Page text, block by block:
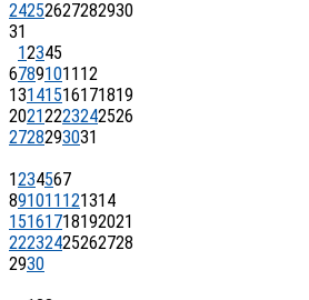
24252627282930
31
12345
67891011 12
13141516171819
20212223242526
2728293031
1234567
891011 121314
15161718192021
22232425262728
2930